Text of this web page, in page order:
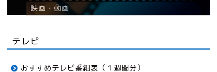
映画・動画
テレビ
おすすめテレビ番組表（１週間分）